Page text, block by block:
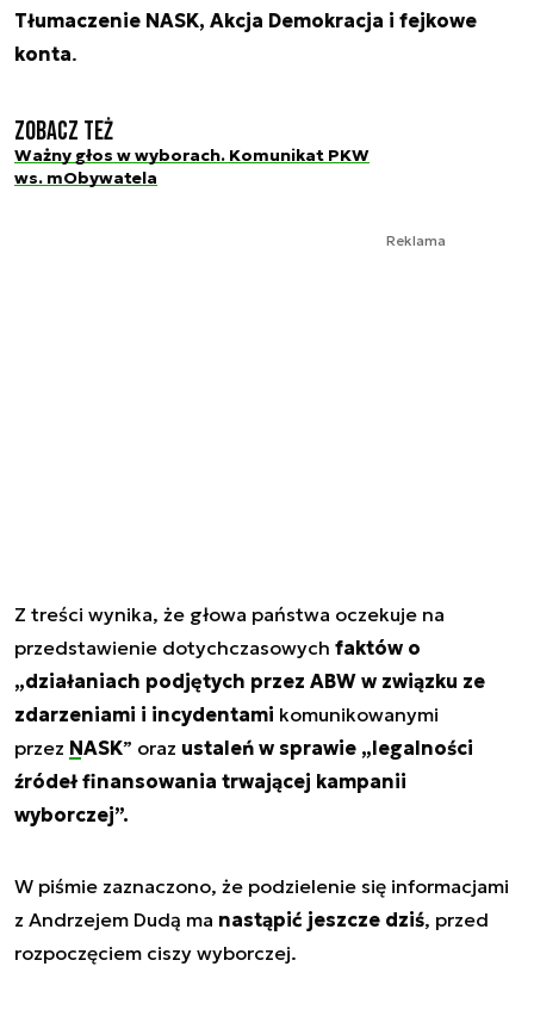
Tłumaczenie NASK, Akcja Demokracja i fejkowe
konta.
Zobacz też
Ważny głos w wyborach. Komunikat PKW
ws. mObywatela
Reklama
Z treści wynika, że głowa państwa oczekuje na
przedstawienie dotychczasowych faktów o
„działaniach podjętych przez ABW w związku ze
zdarzeniami i incydentami komunikowanymi
przez NASK” oraz ustaleń w sprawie „legalności
źródeł finansowania trwającej kampanii
wyborczej”.
W piśmie zaznaczono, że podzielenie się informacjami
z Andrzejem Dudą ma nastąpić jeszcze dziś, przed
rozpoczęciem ciszy wyborczej.